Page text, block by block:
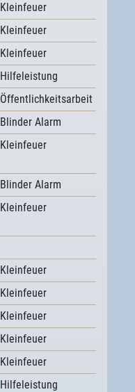
Kleinfeuer
Kleinfeuer
Kleinfeuer
Hilfeleistung
Öffentlichkeitsarbeit
Blinder Alarm
Kleinfeuer
Blinder Alarm
Kleinfeuer
Kleinfeuer
Kleinfeuer
Kleinfeuer
Kleinfeuer
Kleinfeuer
Hilfeleistung